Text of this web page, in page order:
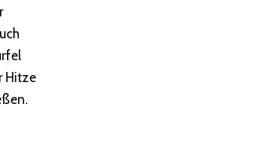
Hitze